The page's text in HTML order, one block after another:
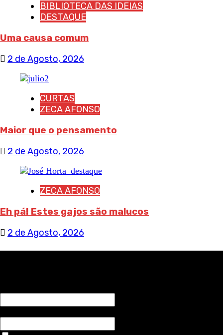
BIBLIOTECA DAS IDEIAS
DESTAQUE
Uma causa comum
2 de Agosto, 2026
CURTAS
ZECA AFONSO
Maior que o pensamento
2 de Agosto, 2026
ZECA AFONSO
Eh pá! Estes gajos são malucos
2 de Agosto, 2026